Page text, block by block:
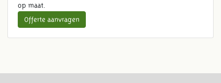
op maat.
Offerte aanvragen